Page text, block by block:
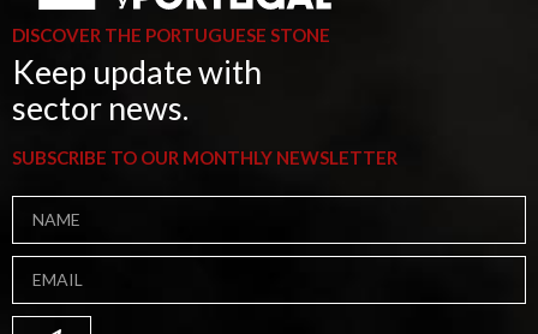
DISCOVER THE PORTUGUESE STONE
Keep update with
sector news.
SUBSCRIBE TO OUR MONTHLY NEWSLETTER